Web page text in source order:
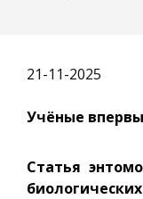
21-11-2025
Учёные
Статья